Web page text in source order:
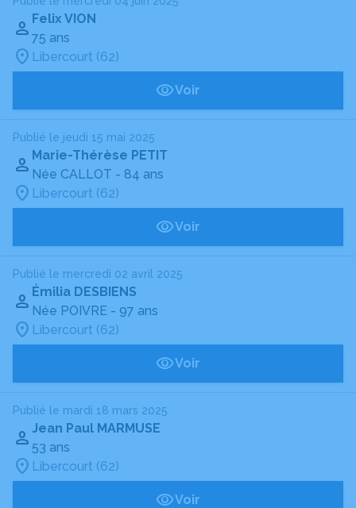
Felix VION
75 ans
Libercourt (62)
Voir
Publié le jeudi 15 mai 2025
Marie-Thérèse PETIT
Née CALLOT - 84 ans
Libercourt (62)
Voir
Publié le mercredi 02 avril 2025
Émilia DESBIENS
Née POIVRE - 97 ans
Libercourt (62)
Voir
Publié le mardi 18 mars 2025
Jean Paul MARMUSE
53 ans
Libercourt (62)
Voir